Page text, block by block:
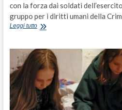
con la forza dai soldati
gruppo per i diritti umani della
Leggi tuttoUcraina,
deportati
dai
russi